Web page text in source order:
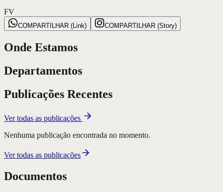
FV
COMPARTILHAR (Link) COMPARTILHAR (Story)
Onde Estamos
Departamentos
Publicações Recentes
Ver todas as publicações
Nenhuma publicação encontrada no momento.
Ver todas as publicações
Documentos